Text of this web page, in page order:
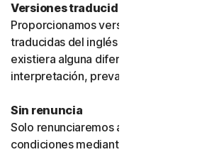
Versiones traducidas
Proporcionamos versiones de estas
traducidas del inglés únicamente para
existiera alguna diferencia de significado
interpretación, prevalecerá la versión en
Sin renuncia
Solo renunciaremos a una disposición de
condiciones mediante un documento